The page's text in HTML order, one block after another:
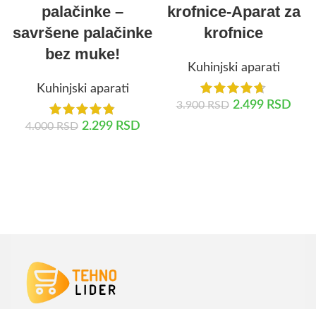
palačinke –
savršene palačinke
bez muke!
Kuhinjski aparati
4.000RSD 2.299 RSD
krofnice-Aparat za
krofnice
Kuhinjski aparati
3.900RSD 2.499 RSD